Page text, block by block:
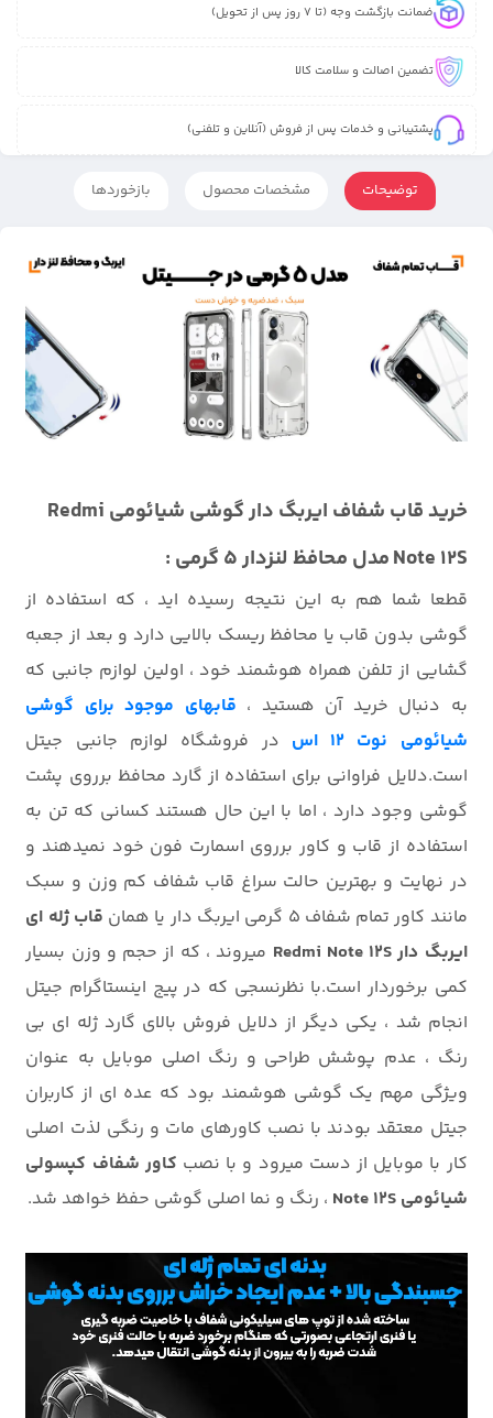
ضمانت بازگشت وجه (تا 7 روز پس از تحویل)
تضمین اصالت و سلامت کالا
پشتیبانی و خدمات پس از فروش (آنلاین و تلفنی)
توضیحات مشخصات محصول بازخوردها
خرید قاب شفاف ایربگ دار
گوشی شیائومی Redmi
Note 12S مدل محافظ لنزدار 5 گرمی :
قطعا شما هم به این نتیجه رسیده اید ، که استفاده از
گوشی بدون قاب یا محافظ ریسک بالایی دارد و بعد از جعبه
گشایی از تلفن همراه هوشمند خود ، اولین لوازم جانبی که
به دنبال خرید آن هستید ، قابهای موجود برای گوشی
شیائومی نوت 12 اس
در فروشگاه لوازم جانبی جیتل
است.دلایل فراوانی برای استفاده از گارد محافظ برروی پشت
گوشی وجود دارد ، اما با این حال هستند کسانی که تن به
استفاده از قاب و کاور برروی اسمارت فون خود نمیدهند و
در نهایت و بهترین حالت سراغ قاب شفاف کم وزن و سبک
مانند کاور تمام شفاف 5 گرمی ایربگ دار یا همان
قاب ژله ای
ایربگ دار Redmi Note 12S
میروند ، که از حجم و وزن بسیار
کمی برخوردار است.با نظرنسجی که در پیج اینستاگرام جیتل
انجام شد ، یکی دیگر از دلایل فروش بالای گارد ژله ای بی
رنگ ، عدم پوشش طراحی و رنگ اصلی موبایل به عنوان
ویژگی مهم یک گوشی هوشمند بود که عده ای از کاربران
جیتل معتقد بودند با نصب کاورهای مات و رنگی لذت اصلی
کار با موبایل از دست میرود و با نصب کاور شفاف کپسولی
شیائومی Note 12S
، رنگ و نما اصلی گوشی حفظ خواهد شد.